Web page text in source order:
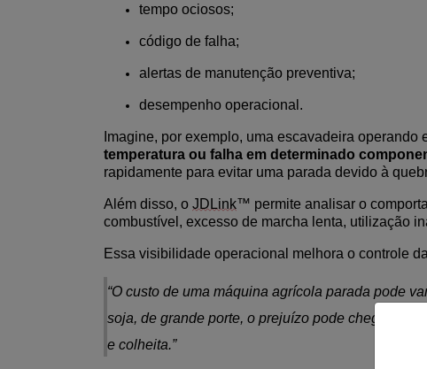
tempo ociosos;
código de falha;
alertas de manutenção preventiva;
desempenho operacional.
Imagine, por exemplo, uma escavadeira
temperatura ou falha em determinado
rapidamente para evitar uma parada devido à
Além disso, o JDLink™ permite analisar o
combustível, excesso de marcha lenta, utilização
Essa visibilidade operacional melhora o controle
“O custo de uma máquina agrícola parada pode
soja, de grande porte, o prejuízo pode chegar a
e colheita.”